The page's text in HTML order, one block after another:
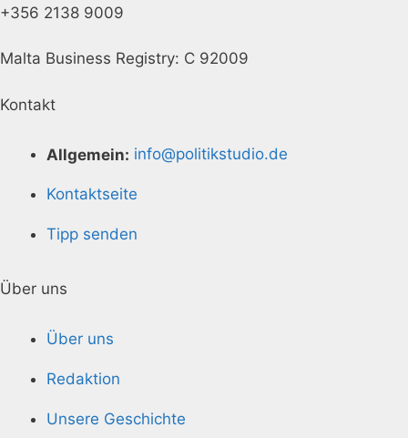
+356 2138 9009
Malta Business Registry: C 92009
Kontakt
Allgemein: info@politikstudio.de
Kontaktseite
Tipp senden
Über uns
Über uns
Redaktion
Unsere Geschichte